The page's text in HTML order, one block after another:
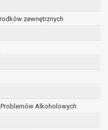
zewnętrznych
Alkoholowych
cofnięciem.
wniesienia skargi do
Pani/Pana danych
skargi jest Prezes
której przetwarzane są dane
albo jest wymogiem
poddawane